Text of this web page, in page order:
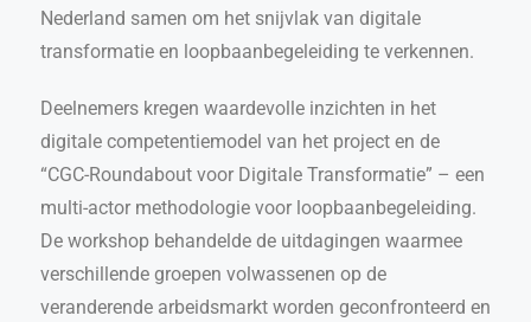
Nederland samen om het snijvlak van digitale
transformatie en loopbaanbegeleiding te verkennen.
Deelnemers kregen waardevolle inzichten in het
digitale competentiemodel van het project en de
“CGC-Roundabout voor Digitale Transformatie” – een
multi-actor methodologie voor loopbaanbegeleiding.
De workshop behandelde de uitdagingen waarmee
verschillende groepen volwassenen op de
veranderende arbeidsmarkt worden geconfronteerd en